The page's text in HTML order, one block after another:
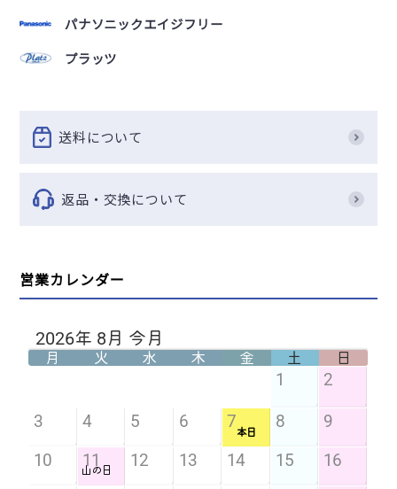
パナソニックエイジフリー
プラッツ
送料について
返品・交換について
営業カレンダー